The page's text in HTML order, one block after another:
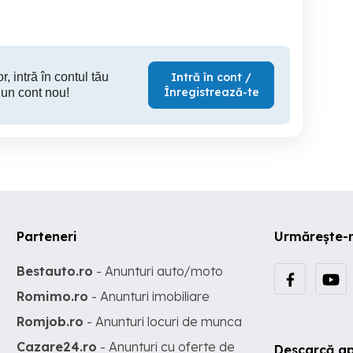
intră în contul tău
cont nou!
Intră în cont /
Înregistrează-te
Urmărește-
Descarcă
Parteneri
Bestauto.ro - Anunturi auto/moto
Romimo.ro - Anunturi imobiliare
Romjob.ro - Anunturi locuri de munca
Cazare24.ro - Anunturi cu oferte de